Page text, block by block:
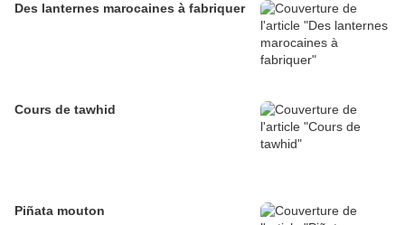
Des lanternes marocaines à fabriquer
Cours de tawhid
Piñata mouton